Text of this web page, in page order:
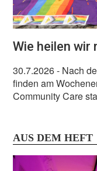
Wie heilen wir
30.7.2026- Nach
finden am
Community Care
AUS DEM HEFT